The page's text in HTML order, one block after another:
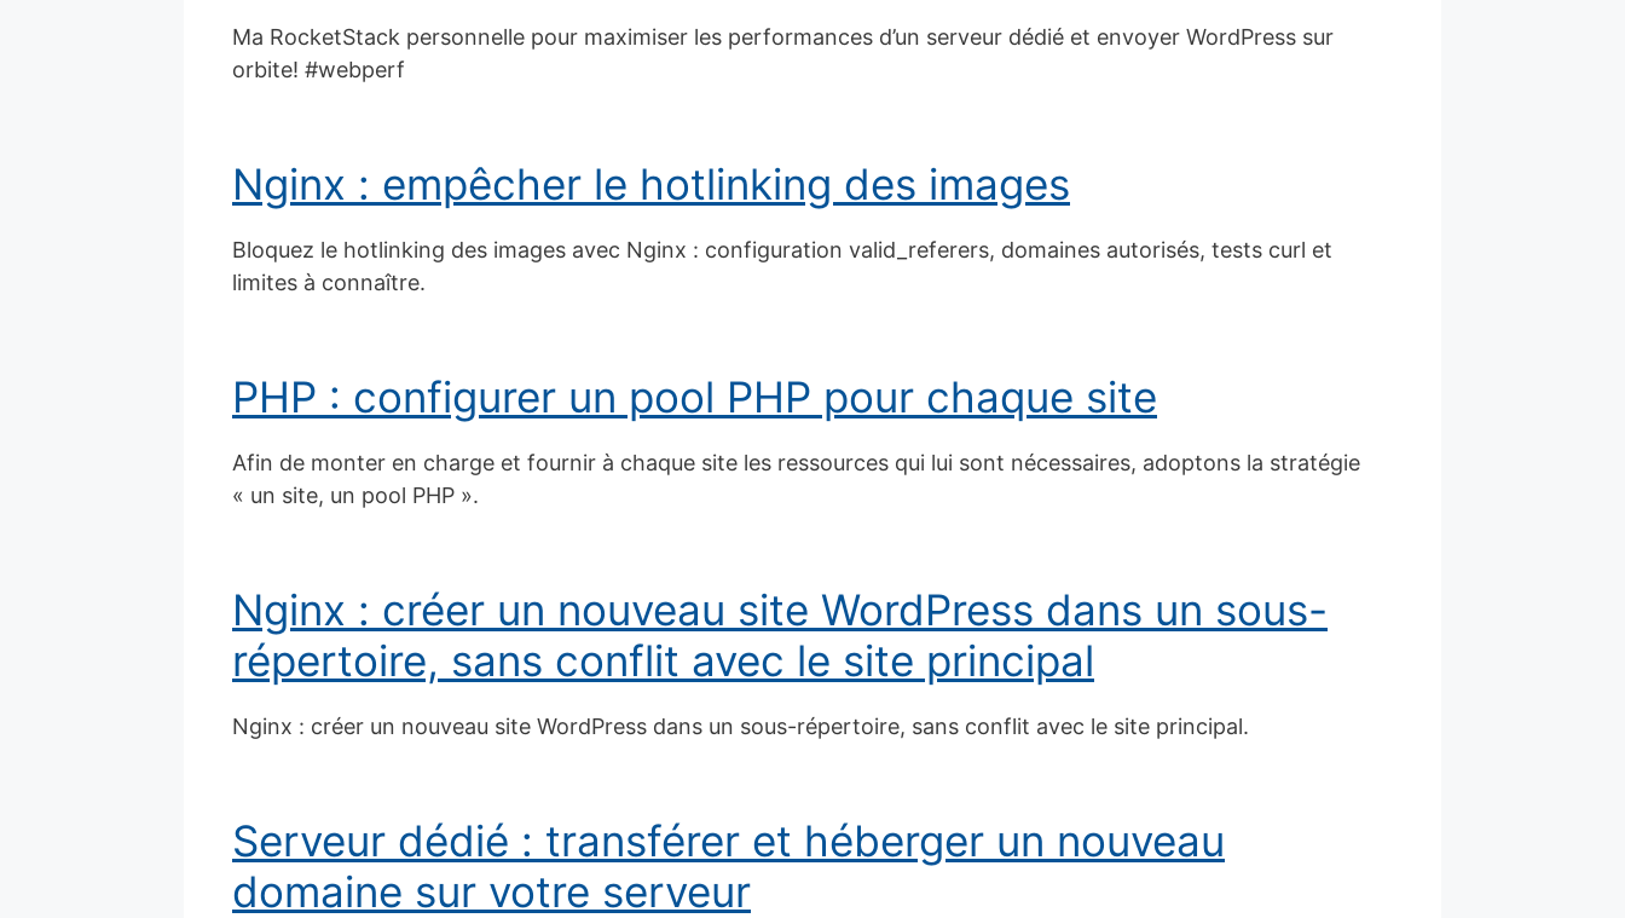
Ma RocketStack personnelle pour maximiser les performances d’un serveur dédié et envoyer WordPress sur
orbite! #webperf
Nginx : empêcher le hotlinking des images
Bloquez le hotlinking des images avec Nginx : configuration valid_referers, domaines autorisés, tests curl et
limites à connaître.
PHP : configurer un pool PHP pour chaque site
Afin de monter en charge et fournir à chaque site les ressources qui lui sont nécessaires, adoptons la stratégie
« un site, un pool PHP ».
Nginx : créer un nouveau site WordPress dans un sous-
répertoire, sans conflit avec le site principal
Nginx : créer un nouveau site WordPress dans un sous-répertoire, sans conflit avec le site principal.
Serveur dédié : transférer et héberger un nouveau
domaine sur votre serveur